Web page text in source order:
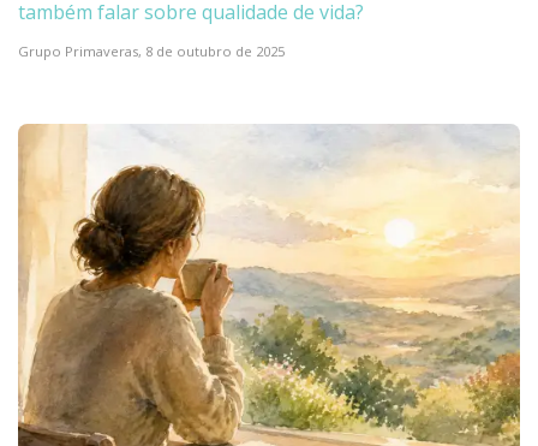
também falar sobre qualidade de vida?
Grupo Primaveras, 8 de outubro de 2025